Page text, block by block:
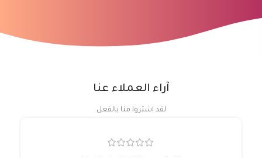
آراء العملاء عنا
لقد اشتروا منا بالفعل